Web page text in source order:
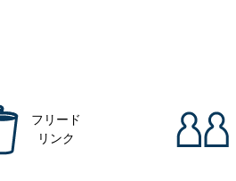
フリード
リンク